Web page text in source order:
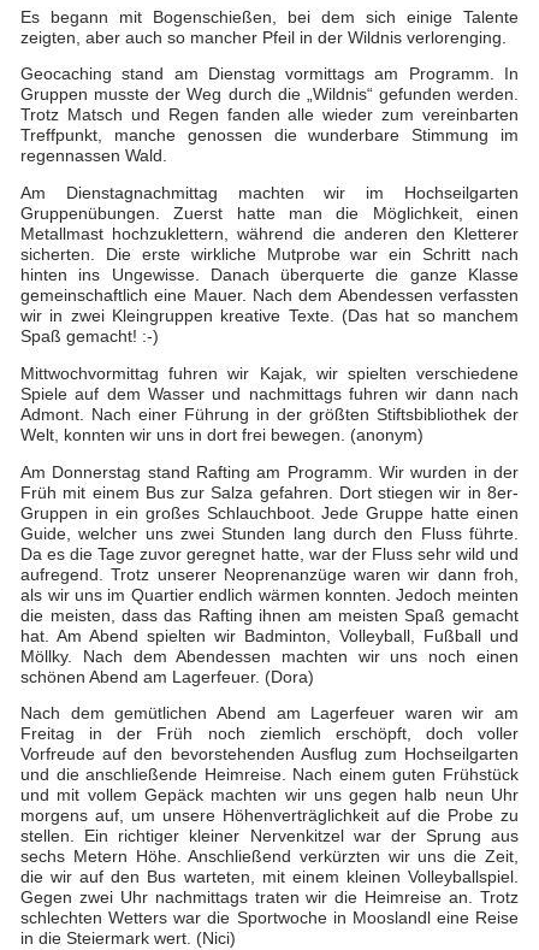
Es begann mit Bogenschießen, bei dem sich einige Talente
zeigten, aber auch so mancher Pfeil in der Wildnis verlorenging.
Geocaching stand am Dienstag vormittags am Programm. In
Gruppen musste der Weg durch die „Wildnis“ gefunden werden.
Trotz Matsch und Regen fanden alle wieder zum vereinbarten
Treffpunkt, manche genossen die wunderbare Stimmung im
regennassen Wald.
Am Dienstagnachmittag machten wir im Hochseilgarten
Gruppenübungen. Zuerst hatte man die Möglichkeit, einen
Metallmast hochzuklettern, während die anderen den Kletterer
sicherten. Die erste wirkliche Mutprobe war ein Schritt nach
hinten ins Ungewisse. Danach überquerte die ganze Klasse
gemeinschaftlich eine Mauer. Nach dem Abendessen verfassten
wir in zwei Kleingruppen kreative Texte. (Das hat so manchem
Spaß gemacht! :-)
Mittwochvormittag fuhren wir Kajak, wir spielten verschiedene
Spiele auf dem Wasser und nachmittags fuhren wir dann nach
Admont. Nach einer Führung in der größten Stiftsbibliothek der
Welt, konnten wir uns in dort frei bewegen. (anonym)
Am Donnerstag stand Rafting am Programm. Wir wurden in der
Früh mit einem Bus zur Salza gefahren. Dort stiegen wir in 8er-
Gruppen in ein großes Schlauchboot. Jede Gruppe hatte einen
Guide, welcher uns zwei Stunden lang durch den Fluss führte.
Da es die Tage zuvor geregnet hatte, war der Fluss sehr wild und
aufregend. Trotz unserer Neoprenanzüge waren wir dann froh,
als wir uns im Quartier endlich wärmen konnten. Jedoch meinten
die meisten, dass das Rafting ihnen am meisten Spaß gemacht
hat. Am Abend spielten wir Badminton, Volleyball, Fußball und
Möllky. Nach dem Abendessen machten wir uns noch einen
schönen Abend am Lagerfeuer. (Dora)
Nach dem gemütlichen Abend am Lagerfeuer waren wir am
Freitag in der Früh noch ziemlich erschöpft, doch voller
Vorfreude auf den bevorstehenden Ausflug zum Hochseilgarten
und die anschließende Heimreise. Nach einem guten Frühstück
und mit vollem Gepäck machten wir uns gegen halb neun Uhr
morgens auf, um unsere Höhenverträglichkeit auf die Probe zu
stellen. Ein richtiger kleiner Nervenkitzel war der Sprung aus
sechs Metern Höhe. Anschließend verkürzten wir uns die Zeit,
die wir auf den Bus warteten, mit einem kleinen Volleyballspiel.
Gegen zwei Uhr nachmittags traten wir die Heimreise an. Trotz
schlechten Wetters war die Sportwoche in Mooslandl eine Reise
in die Steiermark wert. (Nici)